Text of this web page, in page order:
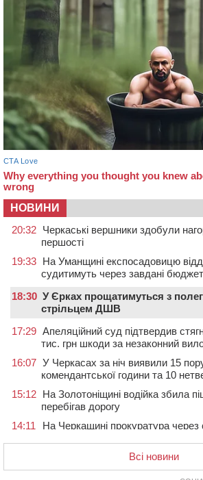
НОВИНИ
20:32 Черкаські вершники здобули
першості
19:33 На Уманщині експосадовицю
судитимуть через завдані
18:30 У Єрках прощатимуться з
стрільцем ДШВ
17:29 Апеляційний суд підтвердив
тис. грн шкоди за незаконний
16:07 У Черкасах за ніч виявили 15
комендантської години та 10
15:12 На Золотоніщині водійка збила
перебігав дорогу
14:11
На Черкащині прокуратура через
У Смілі біля магазину під
загинула жінка
Всі новини